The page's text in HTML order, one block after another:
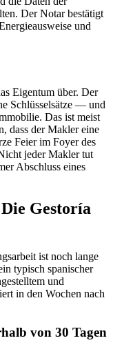
Der Notar bestätigt
und
Eigentum über. Der
Schlüsselsätze — und
Das ist meist
dass der Makler eine
Feier im Foyer des
jeder Makler tut
Abschluss eines
Gestoría
ist noch lange
typisch spanischer
und
in den Wochen nach
von 30 Tagen